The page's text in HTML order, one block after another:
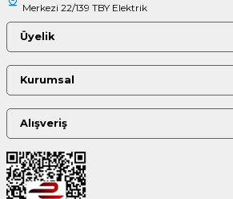
Merkezi 22/139 TBY Elektrik
Üyelik
Kurumsal
Alışveriş